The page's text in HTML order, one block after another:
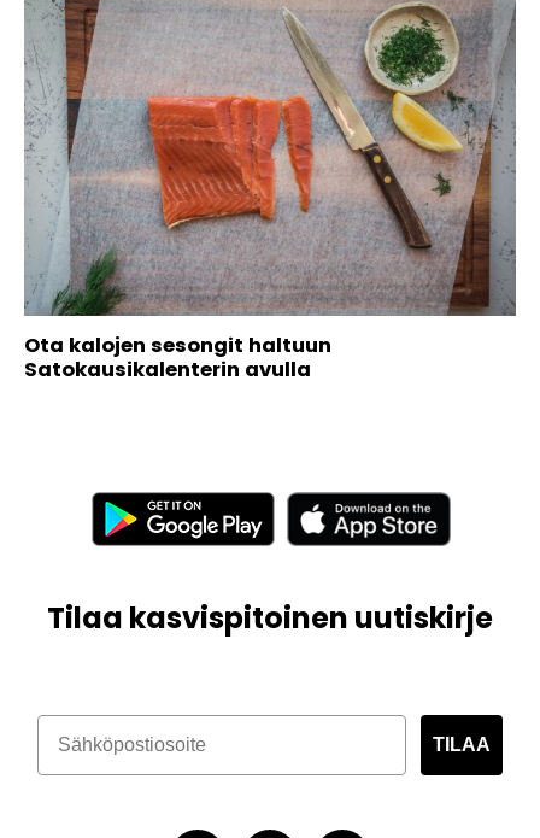
Ota kalojen sesongit haltuun
Satokausikalenterin avulla
Tilaa kasvispitoinen uutiskirje
TILAA